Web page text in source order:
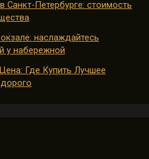
Петербурге: стоимость
наслаждайтесь
у набережной
Где Купить Лучшее